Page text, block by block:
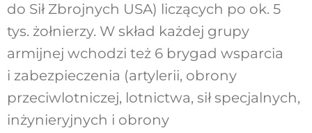
do Sił Zbrojnych USA) liczących po ok. 5
tys. żołnierzy. W skład każdej grupy
armijnej wchodzi też 6 brygad wsparcia
i zabezpieczenia (artylerii, obrony
przeciwlotniczej, lotnictwa, sił specjalnych,
inżynieryjnych i obrony